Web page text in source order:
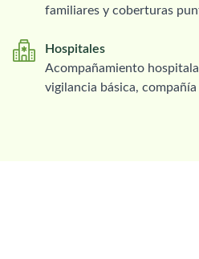
familiares y coberturas
Hospitales
Acompañamiento
vigilancia básica,